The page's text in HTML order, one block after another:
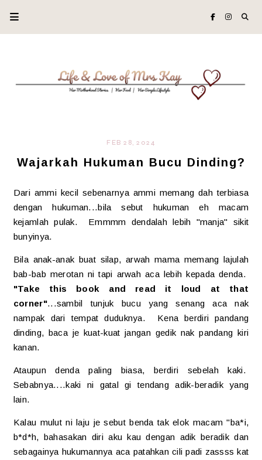
FEB 28, 2024
Wajarkah Hukuman Bucu Dinding?
Dari ammi kecil sebenarnya ammi memang dah terbiasa
dengan hukuman...bila sebut hukuman eh macam
kejamlah pulak. Emmmm dendalah lebih "manja" sikit
bunyinya.
Bila anak-anak buat silap, arwah mama memang lajulah
bab-bab merotan ni tapi arwah aca lebih kepada denda.
"Take this book and read it loud at that
corner"...sambil tunjuk bucu yang senang aca nak
nampak dari tempat duduknya. Kena berdiri pandang
dinding, baca je kuat-kuat jangan gedik nak pandang kiri
kanan.
Ataupun denda paling biasa, berdiri sebelah kaki.
Sebabnya....kaki ni gatal gi tendang adik-beradik yang
lain.
Kalau mulut ni laju je sebut benda tak elok macam "ba*i,
b*d*h, bahasakan diri aku kau dengan adik beradik dan
sebagainya hukumannya aca patahkan cili padi zassss kat